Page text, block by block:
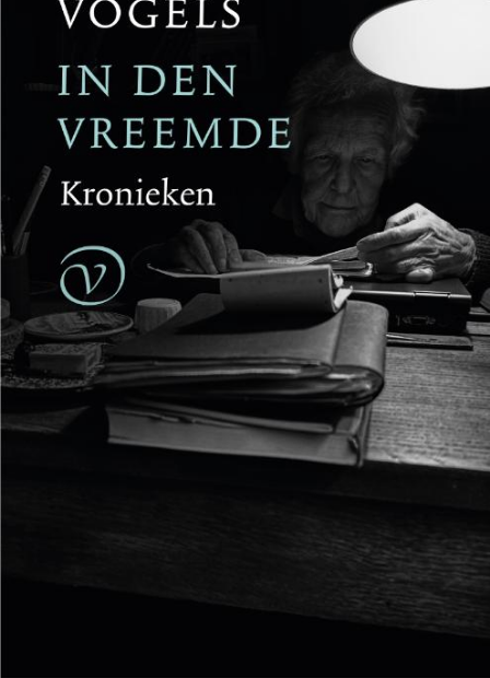
Reinhard Kaiser-Mühlecker
Brandende velden
€27,50
BESTEL